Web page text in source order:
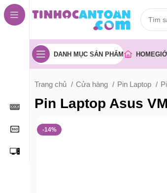
DANH MỤC SẢN PHẨM HOME
Trang chủ Cửa hàng Pin Laptop
Pin Laptop Asus
-14%